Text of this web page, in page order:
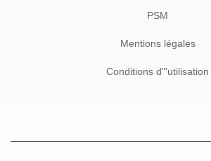
PSM
Mentions légales
Conditions d"'utilisation